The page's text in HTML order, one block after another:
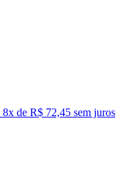
8x de R$ 72,45 sem juros